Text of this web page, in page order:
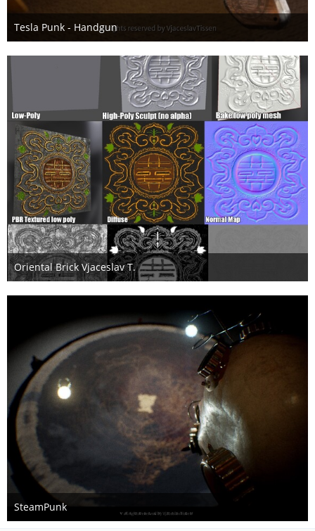
Tesla Punk - Handgun
17. Juni 2018
Oriental Brick Vjaceslav T.
1. August 2017
SteamPunk
5. September 2016